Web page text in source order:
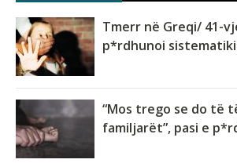
Tmerr në Greqi/ 41-
p*rdhunoi
“Mos trego se do të
familjarët”, pasi e